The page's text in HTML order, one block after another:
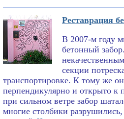
Реставрация
В 2007-м году
бетонный
секции
транспортировке. К тому же
перпендикулярно и открыто к
при сильном ветре забор
многие столбики